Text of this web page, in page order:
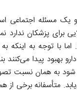
یک مسئله اجتماعی
برای پزشکان ندارد
اما با توجه به اینکه
بهبود پیدا می‌کنند
شود به همان نسبت
متأسفانه برخی از